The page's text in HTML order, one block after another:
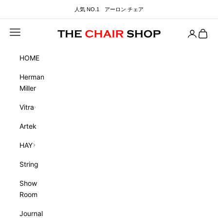
人気 NO.1 アーロン チェア
THE CHAIR SHOP
メニュー Account
Cart
HOME
Herman
Miller
Vitra
Artek
HAY
String
Show
Room
Journal